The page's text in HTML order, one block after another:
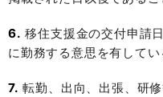
6.移住支援金の交付申請
に勤務する意思を有してい
7.転勤、出向、出張、研